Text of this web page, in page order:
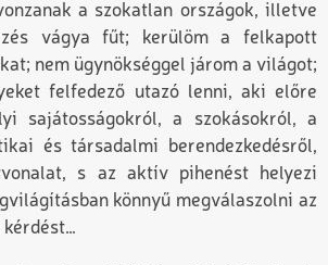
a szokatlan országok, illetve
vágya fűt; kerülöm a felkapott
nem ügynökséggel járom a világot;
felfedező utazó lenni, aki előre
sajátosságokról, a szokásokról, a
és társadalmi berendezkedésről,
s az aktív pihenést helyezi
könnyű megválaszolni az
kérdést…